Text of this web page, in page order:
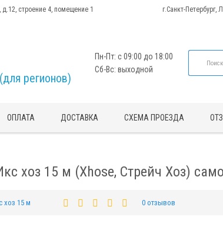
строение 4, помещение 1 г.Санкт-
регионов)
Пн-Пт: с 09:00 до 18:00
Сб-Вс: выходной
ОПЛАТА ДОСТАВКА СХЕМА ПРОЕЗДА
хоз 15 м (Xhose, Стрейч Хоз)
хоз 15 м 0 отзывов